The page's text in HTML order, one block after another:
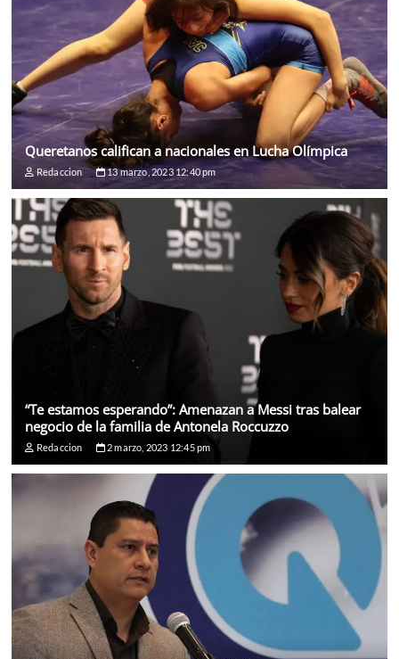
Queretanos califican a nacionales en Lucha Olímpica
Redaccion 13 marzo, 2023 12:40 pm
“Te estamos esperando”: Amenazan a Messi tras balear
negocio de la familia de Antonela Roccuzzo
Redaccion 2 marzo, 2023 12:45 pm